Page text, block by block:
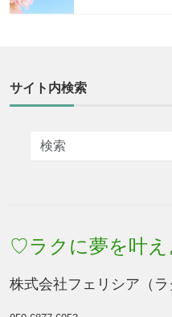
サイト内検索
♡ラクに夢を叶
株式会社フェリシア（ラ